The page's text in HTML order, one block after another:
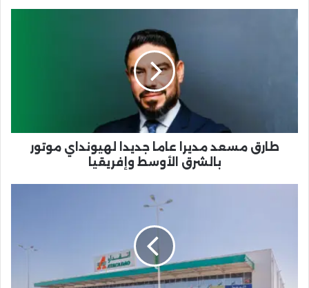
الأوسط
وإفريقياطارق مسعد مديرا عاما جديدا لهيونداي موتور
بالشرق الأوسط وإفريقيا
التوسع